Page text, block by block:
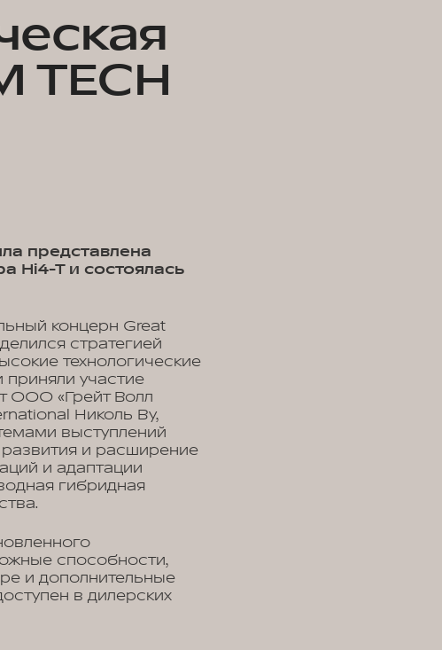
TECH
представлена
Hi4-T и состоялась
концерн Great
стратегией
технологические
участие
ООО «Грейт Волл
Николь Ву,
выступлений
и расширение
и адаптации
гибридная
способности,
и дополнительные
в дилерских